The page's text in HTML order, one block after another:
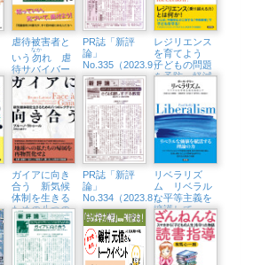
虐待被害者と
いう 勿
なか
れ 虐
待サバイバー
という生き方
PR誌「新評
論」
No.335（2023.9）
レジリエンス
を育てよう
子どもの問題
を予防・軽減
するYOU CAN
ガイアに向き
合う 新気候
体制を生きる
ための八つの
レクチャー
PR誌「新評
論」
No.334（2023.8）
リベラリズ
ム リベラル
な平等主義を
擁護して